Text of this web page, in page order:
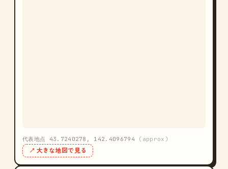
代表地点 43.7240278, 142.4096794 (approx)
↗ 大きな地図で見る